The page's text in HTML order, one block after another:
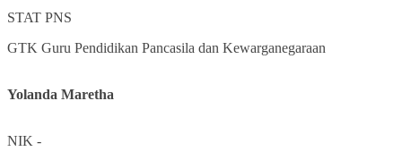
STAT PNS
GTK Guru Pendidikan Pancasila dan Kewarganegaraan
Yolanda Maretha
NIK -